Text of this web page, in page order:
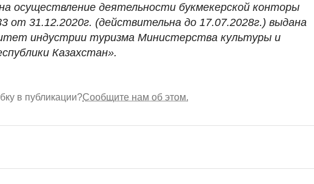
осуществление деятельности букмекерской конторы
от 31.12.2020г. (действительна до 17.07.2028г.) выдана
индустрии туризма Министерства культуры и
Казахстан».
в публикации?Сообщите нам об этом.